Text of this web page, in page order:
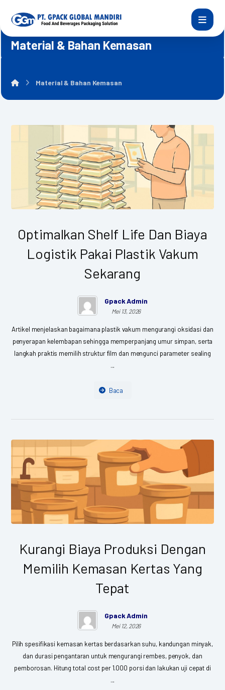
Material & Bahan Kemasan
Material & Bahan Kemasan
Optimalkan Shelf Life Dan Biaya
Logistik Pakai Plastik Vakum
Sekarang
Gpack Admin
Mei 13, 2026
Artikel menjelaskan bagaimana plastik vakum mengurangi oksidasi dan
penyerapan kelembapan sehingga memperpanjang umur simpan, serta
langkah praktis memilih struktur film dan mengunci parameter sealing
...
Baca
Kurangi Biaya Produksi Dengan
Memilih Kemasan Kertas Yang
Tepat
Gpack Admin
Mei 12, 2026
Pilih spesifikasi kemasan kertas berdasarkan suhu, kandungan minyak,
dan durasi pengantaran untuk mengurangi rembes, penyok, dan
pemborosan. Hitung total cost per 1.000 porsi dan lakukan uji cepat di
...